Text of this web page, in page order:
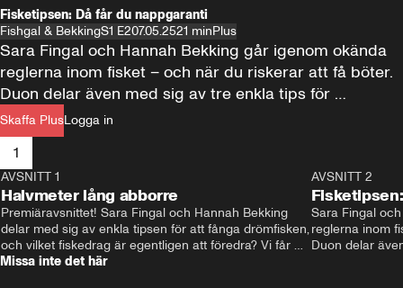
Fisketipsen: Då får du nappgaranti
Fishgal & BekkingS1 E207.05.2521 minPlus
Skaffa PlusLogga in
Sara Fingal och Hannah Bekking går igenom okända
reglerna inom fisket – och när du riskerar att få böter.
Duon delar även med sig av tre enkla tips för
nappgaranti. Hur ska man egentligen hålla i
storgäddan?
1
Plus
AVSNITT 1
Halvmeter lång abborre
Premiäravsnittet! Sara Fingal och Hannah Bekking
delar med sig av enkla tipsen för att fånga drömfisken,
och vilket fiskedrag är egentligen att föredra? Vi får
också följa med till västkusten där gänget försöker
Plus
AVSNITT 2
Sara Fingal
reglerna inom
Duon delar
Missa inte det här